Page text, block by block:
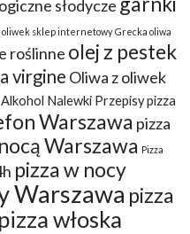
słodycze
oliwek sklep internetowy Grecka oliwa
roślinne olej z pestek
virgine Oliwa z oliwek
Nalewki Przepisypizza
Warszawa pizza
Warszawa Pizza
pizza w nocy
Warszawa pizza
pizza włoska